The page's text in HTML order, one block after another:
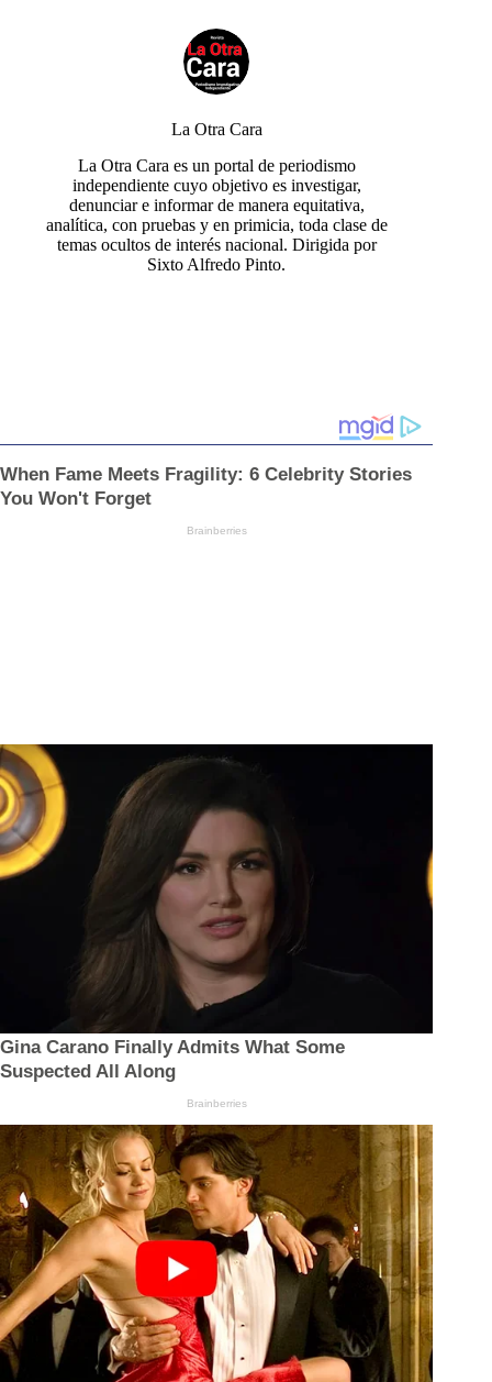
La Otra Cara
La Otra Cara es un portal de periodismo
independiente cuyo objetivo es investigar,
denunciar e informar de manera equitativa,
analítica, con pruebas y en primicia, toda clase de
temas ocultos de interés nacional. Dirigida por
Sixto Alfredo Pinto.